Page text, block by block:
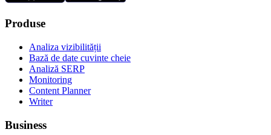
Produse
Analiza vizibilității
Bază de date cuvinte cheie
Analiză SERP
Monitoring
Content Planner
Writer
Business